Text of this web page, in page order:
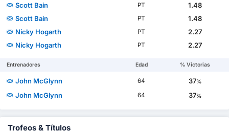
Scott Bain PT
1.48
Scott Bain
PT
1.48
Nicky Hogarth
PT
2.27
Nicky Hogarth
PT 2.27
Entrenadores Edad % Victorias
John McGlynn 64 37%
John McGlynn 64 37%
Trofeos & Títulos